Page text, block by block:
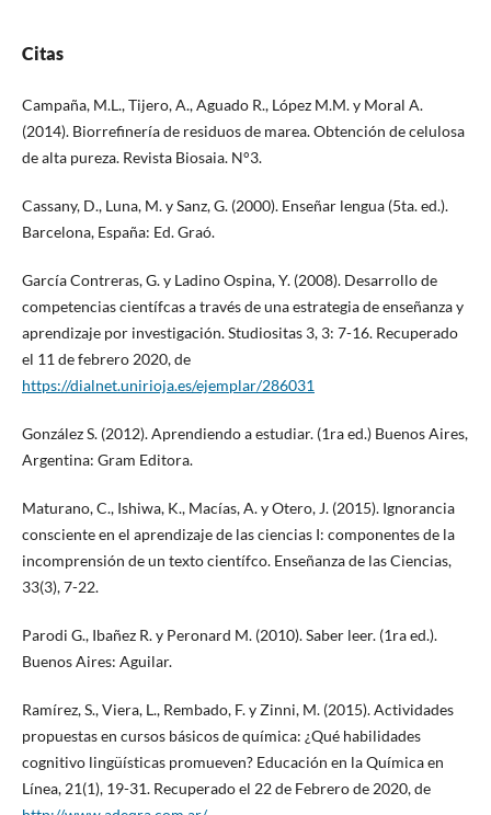
Citas
Campaña, M.L., Tijero, A., Aguado R., López M.M. y Moral A.
(2014). Biorrefinería de residuos de marea. Obtención de celulosa
de alta pureza. Revista Biosaia. N°3.
Cassany, D., Luna, M. y Sanz, G. (2000). Enseñar lengua (5ta. ed.).
Barcelona, España: Ed. Graó.
García Contreras, G. y Ladino Ospina, Y. (2008). Desarrollo de
competencias científcas a través de una estrategia de enseñanza y
aprendizaje por investigación. Studiositas 3, 3: 7-16. Recuperado
el 11 de febrero 2020, de
https://dialnet.unirioja.es/ejemplar/286031
González S. (2012). Aprendiendo a estudiar. (1ra ed.) Buenos Aires,
Argentina: Gram Editora.
Maturano, C., Ishiwa, K., Macías, A. y Otero, J. (2015). Ignorancia
consciente en el aprendizaje de las ciencias I: componentes de la
incomprensión de un texto científco. Enseñanza de las Ciencias,
33(3), 7-22.
Parodi G., Ibañez R. y Peronard M. (2010). Saber leer. (1ra ed.).
Buenos Aires: Aguilar.
Ramírez, S., Viera, L., Rembado, F. y Zinni, M. (2015). Actividades
propuestas en cursos básicos de química: ¿Qué habilidades
cognitivo lingüísticas promueven? Educación en la Química en
Línea, 21(1), 19-31. Recuperado el 22 de Febrero de 2020, de